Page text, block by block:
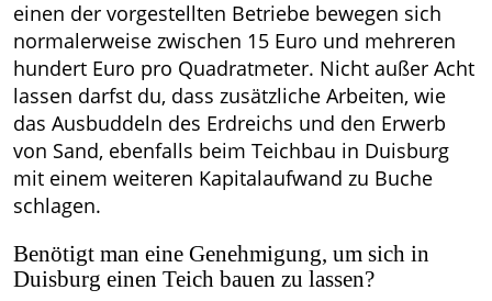
einen der vorgestellten Betriebe bewegen sich
normalerweise zwischen 15 Euro und mehreren
hundert Euro pro Quadratmeter. Nicht außer Acht
lassen darfst du, dass zusätzliche Arbeiten, wie
das Ausbuddeln des Erdreichs und den Erwerb
von Sand, ebenfalls beim Teichbau in Duisburg
mit einem weiteren Kapitalaufwand zu Buche
schlagen.
Benötigt man eine Genehmigung, um sich in
Duisburg einen Teich bauen zu lassen?